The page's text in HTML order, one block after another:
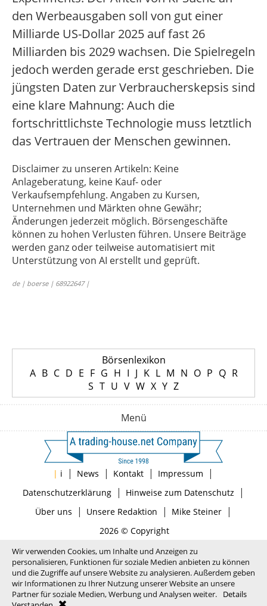
den Werbeausgaben soll von gut einer
Milliarde US-Dollar 2025 auf fast 26
Milliarden bis 2029 wachsen. Die Spielregeln
jedoch werden gerade erst geschrieben. Die
jüngsten Daten zur Verbraucherskepsis sind
eine klare Mahnung: Auch die
fortschrittlichste Technologie muss letztlich
das Vertrauen der Menschen gewinnen.
Disclaimer zu unseren Artikeln: Keine
Anlageberatung, keine Kauf- oder
Verkaufsempfehlung. Angaben zu Kursen,
Unternehmen und Märkten ohne Gewähr;
Änderungen jederzeit möglich. Börsengeschäfte
können zu hohen Verlusten führen. Unsere Beiträge
werden ganz oder teilweise automatisiert mit
Unterstützung von AI erstellt und geprüft.
de | boerse | 68922647 |
Börsenlexikon
A B C D E F G H I J K L M N O P Q R
S T U V W X Y Z
Menü
| i | News | Kontakt | Impressum |
Datenschutzerklärung| Hinweise zum Datenschutz |
Über uns | Unsere Redaktion | Mike Steiner|
2026 © Copyright
Wir verwenden Cookies, um Inhalte und Anzeigen zu
personalisieren, Funktionen für soziale Medien anbieten zu können
und die Zugriffe auf unsere Website zu analysieren. Außerdem geben
wir Informationen zu Ihrer Nutzung unserer Website an unsere
Partner für soziale Medien, Werbung und Analysen weiter.
Details